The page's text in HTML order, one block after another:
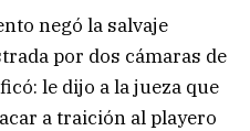
negó la salvaje
por dos cámaras de
le dijo a la jueza que
a traición al playero